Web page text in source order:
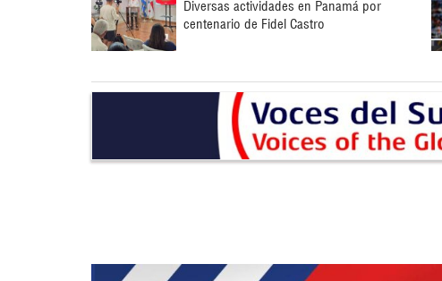
Diversas actividades en Panamá por
centenario de Fidel Castro